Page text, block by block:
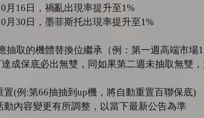
月 16 日，禍亂出現率提升至1%
月 30 日， 墨菲斯托出現率提升至1%
抽取的機體替換位繼承（例：第一週高端市場1
成保底必出無雙，同如果第二週未抽取無雙
置(例 :第66抽抽到 up機，將自動重置百聯保底)
內容變更有所調整，以當下最新公告為準